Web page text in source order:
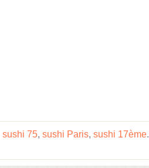
sushi 75, sushi Paris, sushi 17ème.